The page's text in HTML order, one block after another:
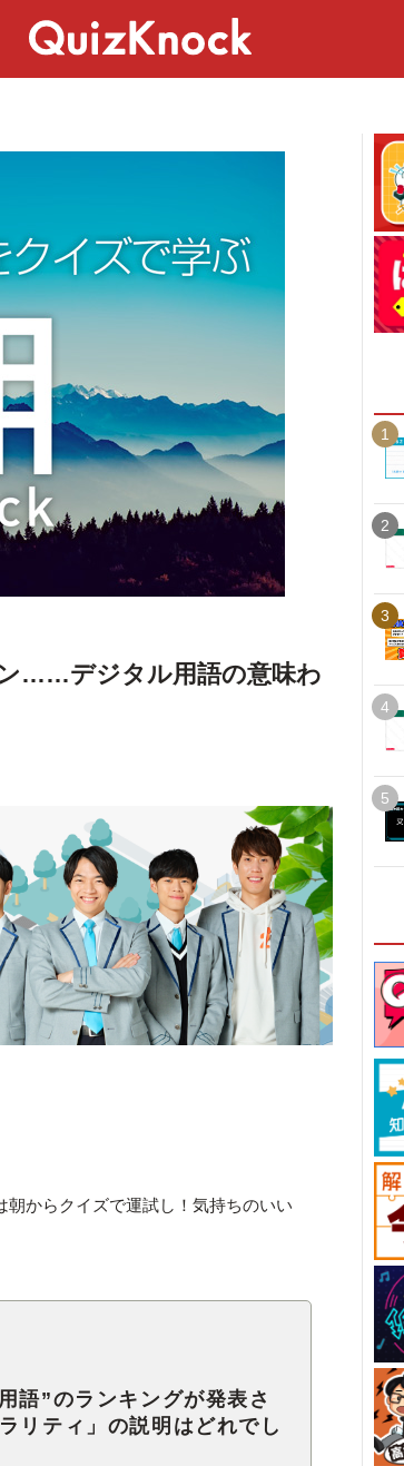
……デジタル用語の意味わ
からクイズで運試し！気持ちのいい
語”のランキングが発表さ
リティ」の説明はどれでし
1
2
3
4
5